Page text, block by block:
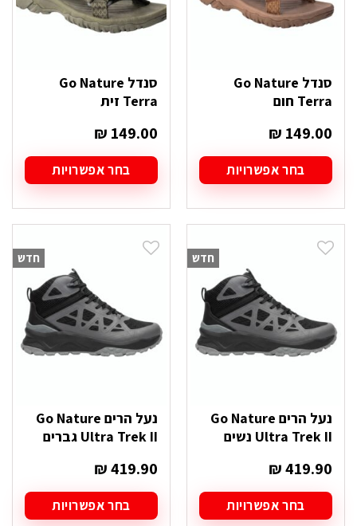
המוצר
המוצר
סנדל Go Nature
Terra חום
₪ 149.00
בחר אפשרויות
זה
יש
סוגים.
האפשרויות
בעמוד
המוצר
סנדל Go Nature
Terra זית
₪ 149.00
בחר אפשרויות
זה
יש
סוגים.
האפשרויות
בעמוד
המוצר
חדש
נעל הרים Go Nature
Ultra Trek II נשים
₪419.90
בחר אפשרויות
חדש
נעל הרים Go Nature
Ultra Trek II גברים
₪419.90
בחר אפשרויות